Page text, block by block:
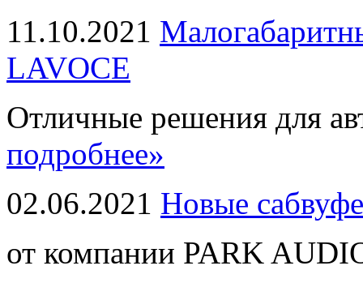
11.10.2021
LAVOCE
Отличные решения для
подробнее»
02.06.2021 Новые
от компании PARK